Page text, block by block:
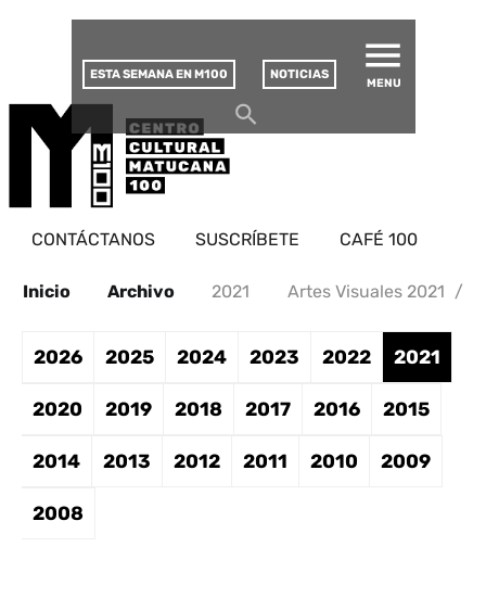
CULTURAL
ESTA SEMANA EN M100 NOTICIAS
MENU
CONTÁCTANOS SUSCRÍBETE CAFÉ 100
Inicio Archivo 2021 Artes Visuales 2021 /
2026 2025 2024 2023 2022 2021
2020 2019 2018 2017 2016 2015
2014 2013 2012 2011 2010 2009
2008